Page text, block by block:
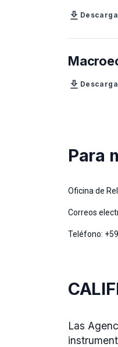
download
download
Para
Oficina de
Correos
Teléfono:
Las